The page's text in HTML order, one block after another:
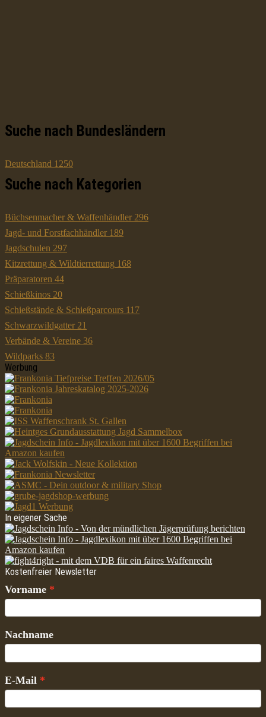
Suche nach Bundesländern
Deutschland 1250
Suche nach Kategorien
Büchsenmacher & Waffenhändler 296
Jagd- und Forstfachhändler 189
Jagdschulen 297
Kitzrettung & Wildtierrettung 168
Präparatoren 44
Schießkinos 20
Schießstände & Schießparcours 117
Schwarzwildgatter 21
Verbände & Vereine 36
Wildparks 83
Werbung
In eigener Sache
Kostenfreier Newsletter
Vorname
Nachname
E-Mail